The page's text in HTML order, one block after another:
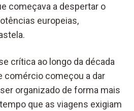
começava a despertar o
europeias,
crítica ao longo da década
comércio começou a dar
organizado de forma mais
que as viagens exigiam